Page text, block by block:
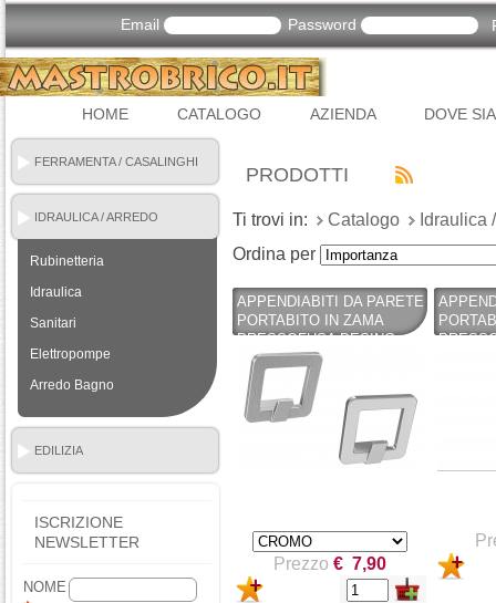
Email Password
HOME CATALOGO AZIENDA DOVE
FERRAMENTA / CASALINGHI
IDRAULICA / ARREDO
BAGNO
Rubinetteria
Idraulica
Sanitari
Elettropompe
Arredo Bagno
EDILIZIA
ISCRIZIONE
NEWSLETTER
NOME
PRODOTTI
Ti trovi in: Catalogo
Idraulica
Ordina per
APPENDIABITI DA PARETE
PORTABITO IN ZAMA
PRESSOFUSA DESING
ELEGANTE ART. 1405 -
MITAL
Prezzo € 7,90